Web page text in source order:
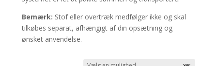
Bemærk: Stof eller overtræk medfølger ikke og skal
tilkøbes separat, afhængigt af din opsætning og
ønsket anvendelse.